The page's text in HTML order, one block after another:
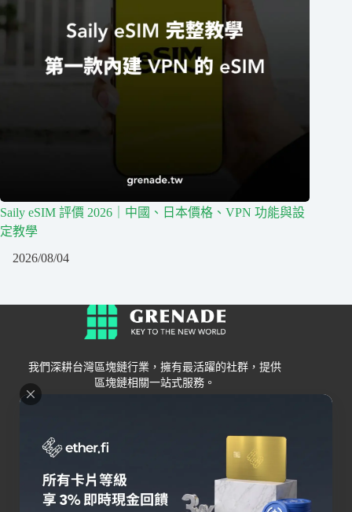
Saily eSIM 評價 2026｜中國、日本價格、VPN 功能與設
定教學
2026/08/04
我們深耕台灣區塊鏈行業，擁有最活躍的社群，提供
區塊鏈相關一站式服務。
Grenade
關於我們
聯絡我們
錢包
交易所
Bybit
OKX